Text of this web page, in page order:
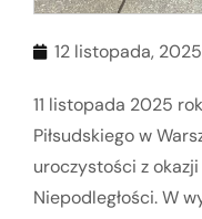
12 listopada, 2025
11 listopada 2025
Piłsudskiego w
uroczystości z
Niepodległości. W